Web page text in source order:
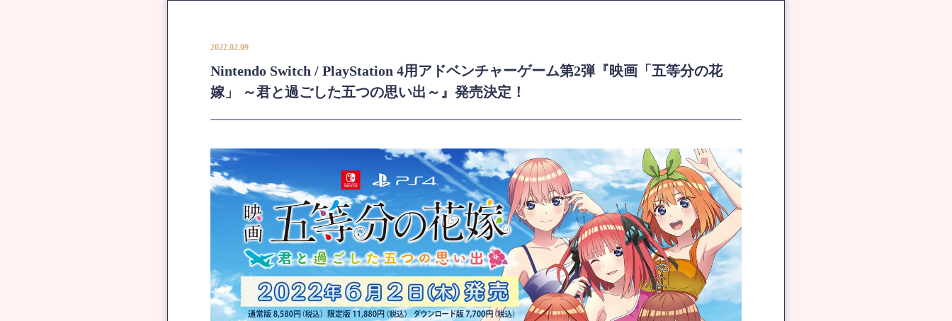
2022.02.09
Nintendo Switch / PlayStation 4用アドベンチャーゲーム第2弾『映画「五等分の花
嫁」 ～君と過ごした五つの思い出～』発売決定！